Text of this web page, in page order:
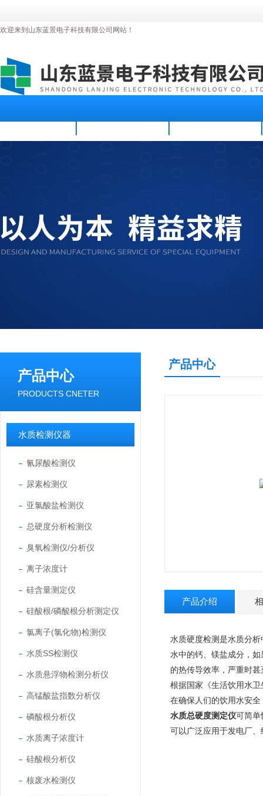
欢迎来到山东蓝景电子科技有限公司网站！
产品中心
PRODUCTS CNETER
水质检测仪器
氰尿酸检测仪
尿素检测仪
亚氯酸盐检测仪
总硬度分析检测仪
臭氧检测仪/分析仪
离子浓度计
硅含量测定仪
硅酸根/磷酸根分析测定仪
氯离子(氯化物)检测仪
水质SS检测仪
水质悬浮物检测分析仪
高锰酸盐指数分析仪
磷酸根分析仪
水质离子浓度计
硅酸根分析仪
核废水检测仪
产品中心
产品介绍
水质硬度检测是水质分
水中的钙、镁盐成分，
的热传导效率，严重时
根据国家《生活饮用水
在确保人们的饮用水安
水质总硬度测定仪可简单
可以广泛应用于发电厂